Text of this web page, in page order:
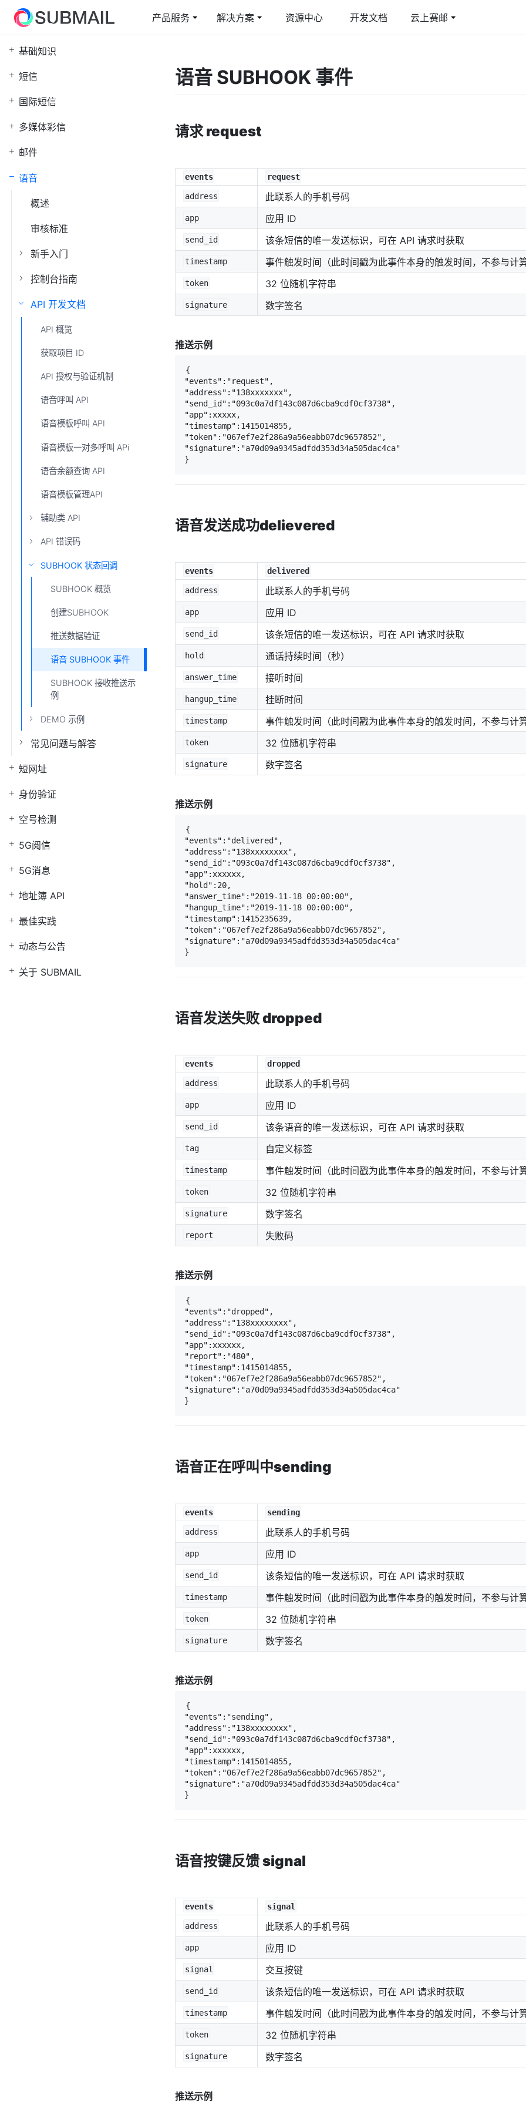
产品服务 解决方案 资源中心 开发文档 云上赛邮
在线邮件发送平台
全球覆盖/多国语言
智能交互/富媒体卡片
教育行业解决方案
综合教育管理平台
基础知识
短信
国际短信
多媒体彩信
邮件
语音
概述
审核标准
新手入门
控制台指南
API 开发文档
API 概览
获取项目 ID
API 授权与验证机制
语音呼叫 API
语音模板呼叫 API
语音模板一对多呼叫 APi
语音余额查询 API
语音模板管理API
辅助类 API
API 错误码
SUBHOOK 状态回调
SUBHOOK 概览
创建SUBHOOK
推送数据验证
语音 SUBHOOK 事件
SUBHOOK 接收推送示
例
DEMO 示例
常见问题与解答
短网址
身份验证
空号检测
5G阅信
5G消息
地址簿 API
最佳实践
动态与公告
关于 SUBMAIL
语音 SUBHOOK 事件
请求 request
events request
address 此联系人的手机号码
app 应用 ID
send_id 该条短信的唯一发送标识，可在 API 请求时获取
timestamp 事件触发时间（此时间戳为此事件本身的触发时间，不参与计
token 32 位随机字符串
signature 数字签名
推送示例
{
"events":"request",
"address":"138xxxxxxx",
"send_id":"093c0a7df143c087d6cba9cdf0cf3738",
"app":xxxxx,
"timestamp":1415014855,
"token":"067ef7e2f286a9a56eabb07dc9657852",
"signature":"a70d09a9345adfdd353d34a505dac4ca"
}
语音发送成功delievered
events delivered
address 此联系人的手机号码
app 应用 ID
send_id 该条短信的唯一发送标识，可在 API 请求时获取
hold 通话持续时间（秒）
answer_time 接听时间
hangup_time 挂断时间
timestamp 事件触发时间（此时间戳为此事件本身的触发时间，不参与计
token 32 位随机字符串
signature 数字签名
推送示例
{
"events":"delivered",
"address":"138xxxxxxxx",
"send_id":"093c0a7df143c087d6cba9cdf0cf3738",
"app":xxxxxx,
"hold":20,
"answer_time":"2019-11-18 00:00:00",
"hangup_time":"2019-11-18 00:00:00",
"timestamp":1415235639,
"token":"067ef7e2f286a9a56eabb07dc9657852",
"signature":"a70d09a9345adfdd353d34a505dac4ca"
}
语音发送失败 dropped
events dropped
address 此联系人的手机号码
app 应用 ID
send_id 该条语音的唯一发送标识，可在 API 请求时获取
tag 自定义标签
timestamp 事件触发时间（此时间戳为此事件本身的触发时间，不参与计
token 32 位随机字符串
signature 数字签名
report 失败码
推送示例
{
"events":"dropped",
"address":"138xxxxxxxx",
"send_id":"093c0a7df143c087d6cba9cdf0cf3738",
"app":xxxxxx,
"report":"480",
"timestamp":1415014855,
"token":"067ef7e2f286a9a56eabb07dc9657852",
"signature":"a70d09a9345adfdd353d34a505dac4ca"
}
语音正在呼叫中sending
events sending
address 此联系人的手机号码
app 应用 ID
send_id 该条短信的唯一发送标识，可在 API 请求时获取
timestamp 事件触发时间（此时间戳为此事件本身的触发时间，不参与计
token 32 位随机字符串
signature 数字签名
推送示例
{
"events":"sending",
"address":"138xxxxxxxx",
"send_id":"093c0a7df143c087d6cba9cdf0cf3738",
"app":xxxxxx,
"timestamp":1415014855,
"token":"067ef7e2f286a9a56eabb07dc9657852",
"signature":"a70d09a9345adfdd353d34a505dac4ca"
}
语音按键反馈 signal
events signal
address 此联系人的手机号码
app 应用 ID
signal 交互按键
send_id 该条短信的唯一发送标识，可在 API 请求时获取
timestamp 事件触发时间（此时间戳为此事件本身的触发时间，不参与计
token 32 位随机字符串
signature 数字签名
推送示例